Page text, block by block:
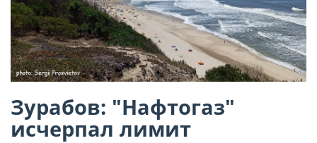
Зурабов: "Нафтогаз"
исчерпал лимит